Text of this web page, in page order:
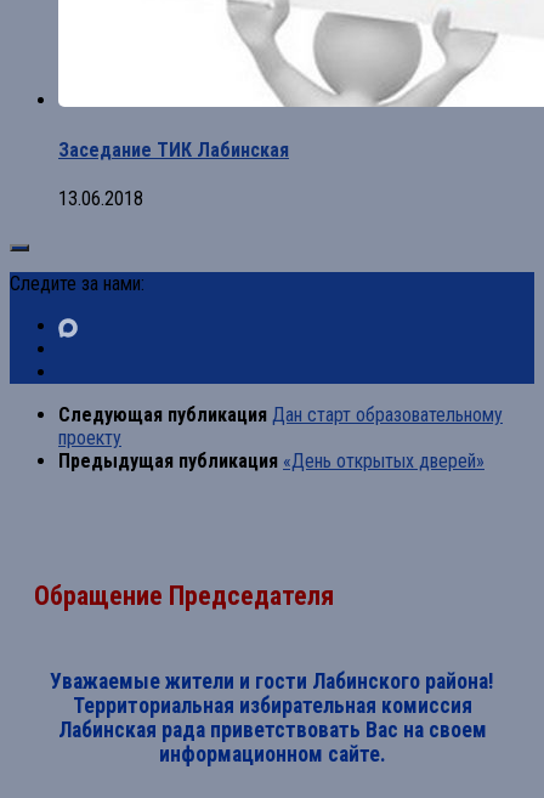
Заседание ТИК Лабинская
13.06.2018
Следите за нами:
Следующая публикация Дан старт образовательному
проекту
Предыдущая публикация «День открытых дверей»
Обращение Председателя
Уважаемые жители и гости Лабинского района!
Территориальная избирательная комиссия
Лабинская рада приветствовать Вас на своем
информационном сайте.